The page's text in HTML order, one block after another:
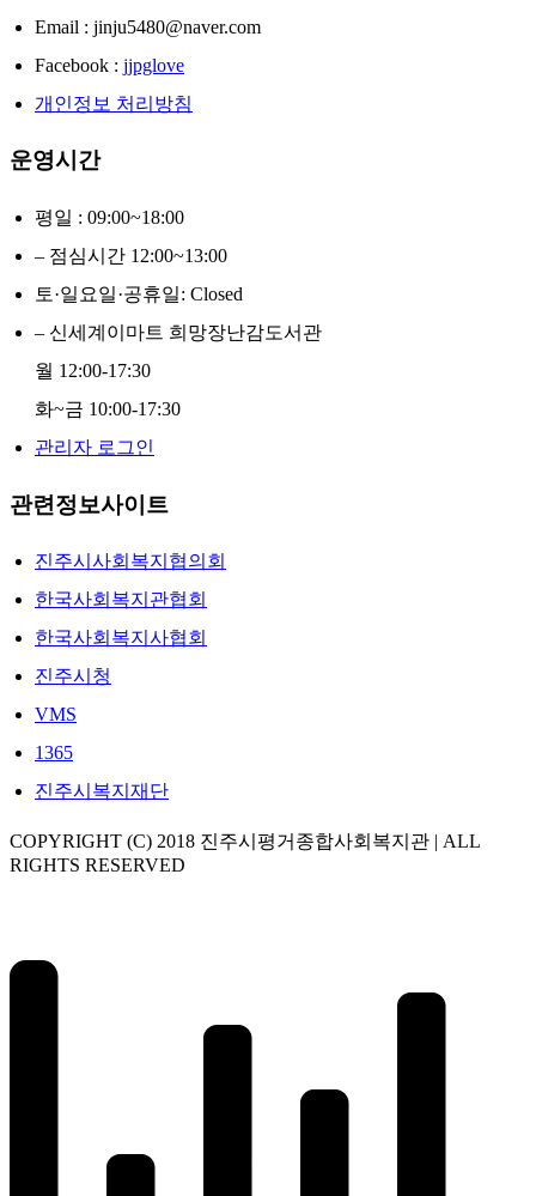
Email : jinju5480@naver.com
Facebook : jjpglove
개인정보 처리방침
운영시간
평일 : 09:00~18:00
– 점심시간 12:00~13:00
토·일요일·공휴일: Closed
– 신세계이마트 희망장난감도서관
월 12:00-17:30
화~금 10:00-17:30
관리자 로그인
관련정보사이트
진주시사회복지협의회
한국사회복지관협회
한국사회복지사협회
진주시청
VMS
1365
진주시복지재단
COPYRIGHT (C) 2018 진주시평거종합사회복지관 | ALL
RIGHTS RESERVED